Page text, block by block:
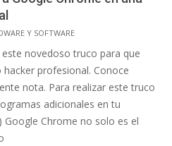
Y SOFTWARE
novedoso truco para que
profesional. Conoce
nota. Para realizar este truco
adicionales en tu
Chrome no solo es el